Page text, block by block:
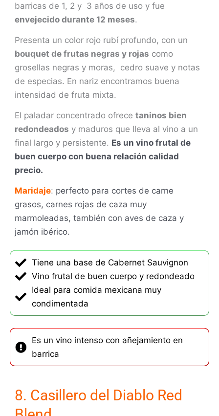
barricas de 1, 2 y 3 años de uso y fue
envejecido durante 12 meses.
Presenta un color rojo rubí profundo, con un
bouquet de frutas negras y rojas como
grosellas negras y moras, cedro suave y notas
de especias. En nariz encontramos buena
intensidad de fruta mixta.
El paladar concentrado ofrece taninos bien
redondeados y maduros que lleva al vino a un
final largo y persistente. Es un vino frutal de
buen cuerpo con buena relación calidad
precio.
Maridaje: perfecto para cortes de carne
grasos, carnes rojas de caza muy
marmoleadas, también con aves de caza y
jamón ibérico.
Tiene una base de Cabernet Sauvignon
Vino frutal de buen cuerpo y redondeado
Ideal para comida mexicana muy
condimentada
Es un vino intenso con añejamiento en
barrica
8. Casillero del Diablo Red